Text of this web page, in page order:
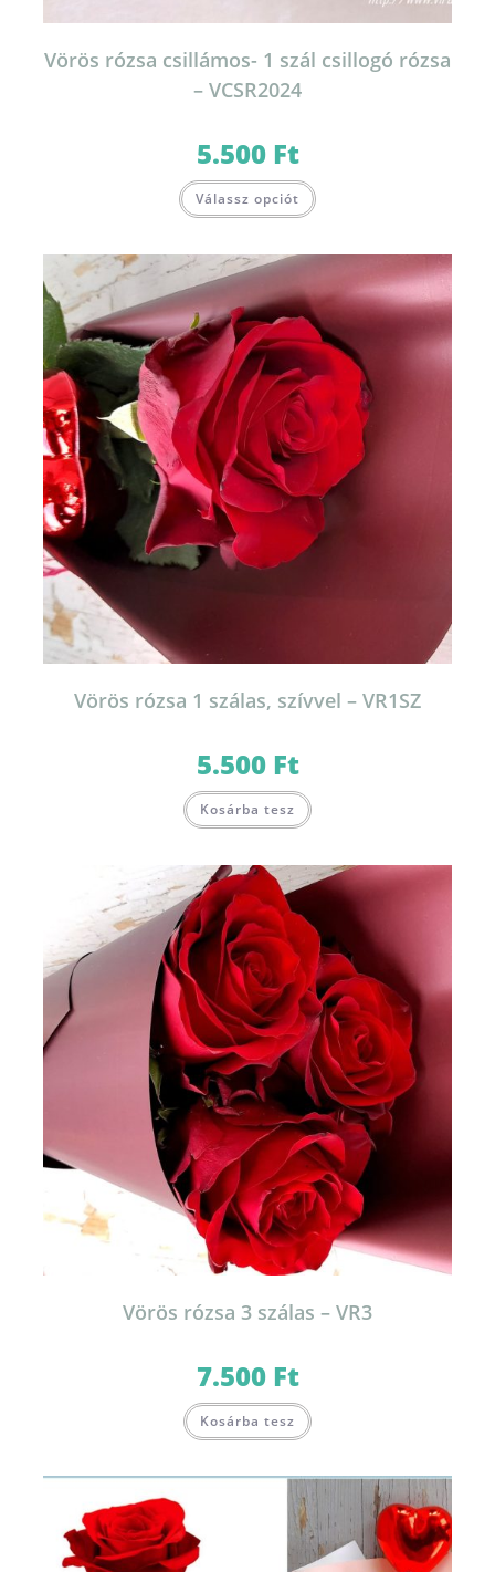
Vörös rózsa csillámos- 1 szál csillogó rózsa
– VCSR2024
5.500 Ft
Válassz opciót
Vörös rózsa 1 szálas, szívvel – VR1SZ
5.500 Ft
Kosárba tesz
Vörös rózsa 3 szálas – VR3
7.500 Ft
Kosárba tesz